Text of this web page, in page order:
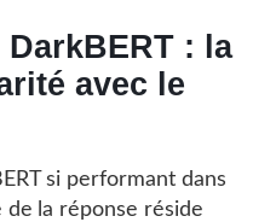
: la
avec le
si performant dans
de la réponse réside